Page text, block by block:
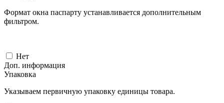
Формат окна паспарту устанавливается дополнительным
фильтром.
Нет
Доп. информация
Упаковка
Указываем первичную упаковку единицы товара.